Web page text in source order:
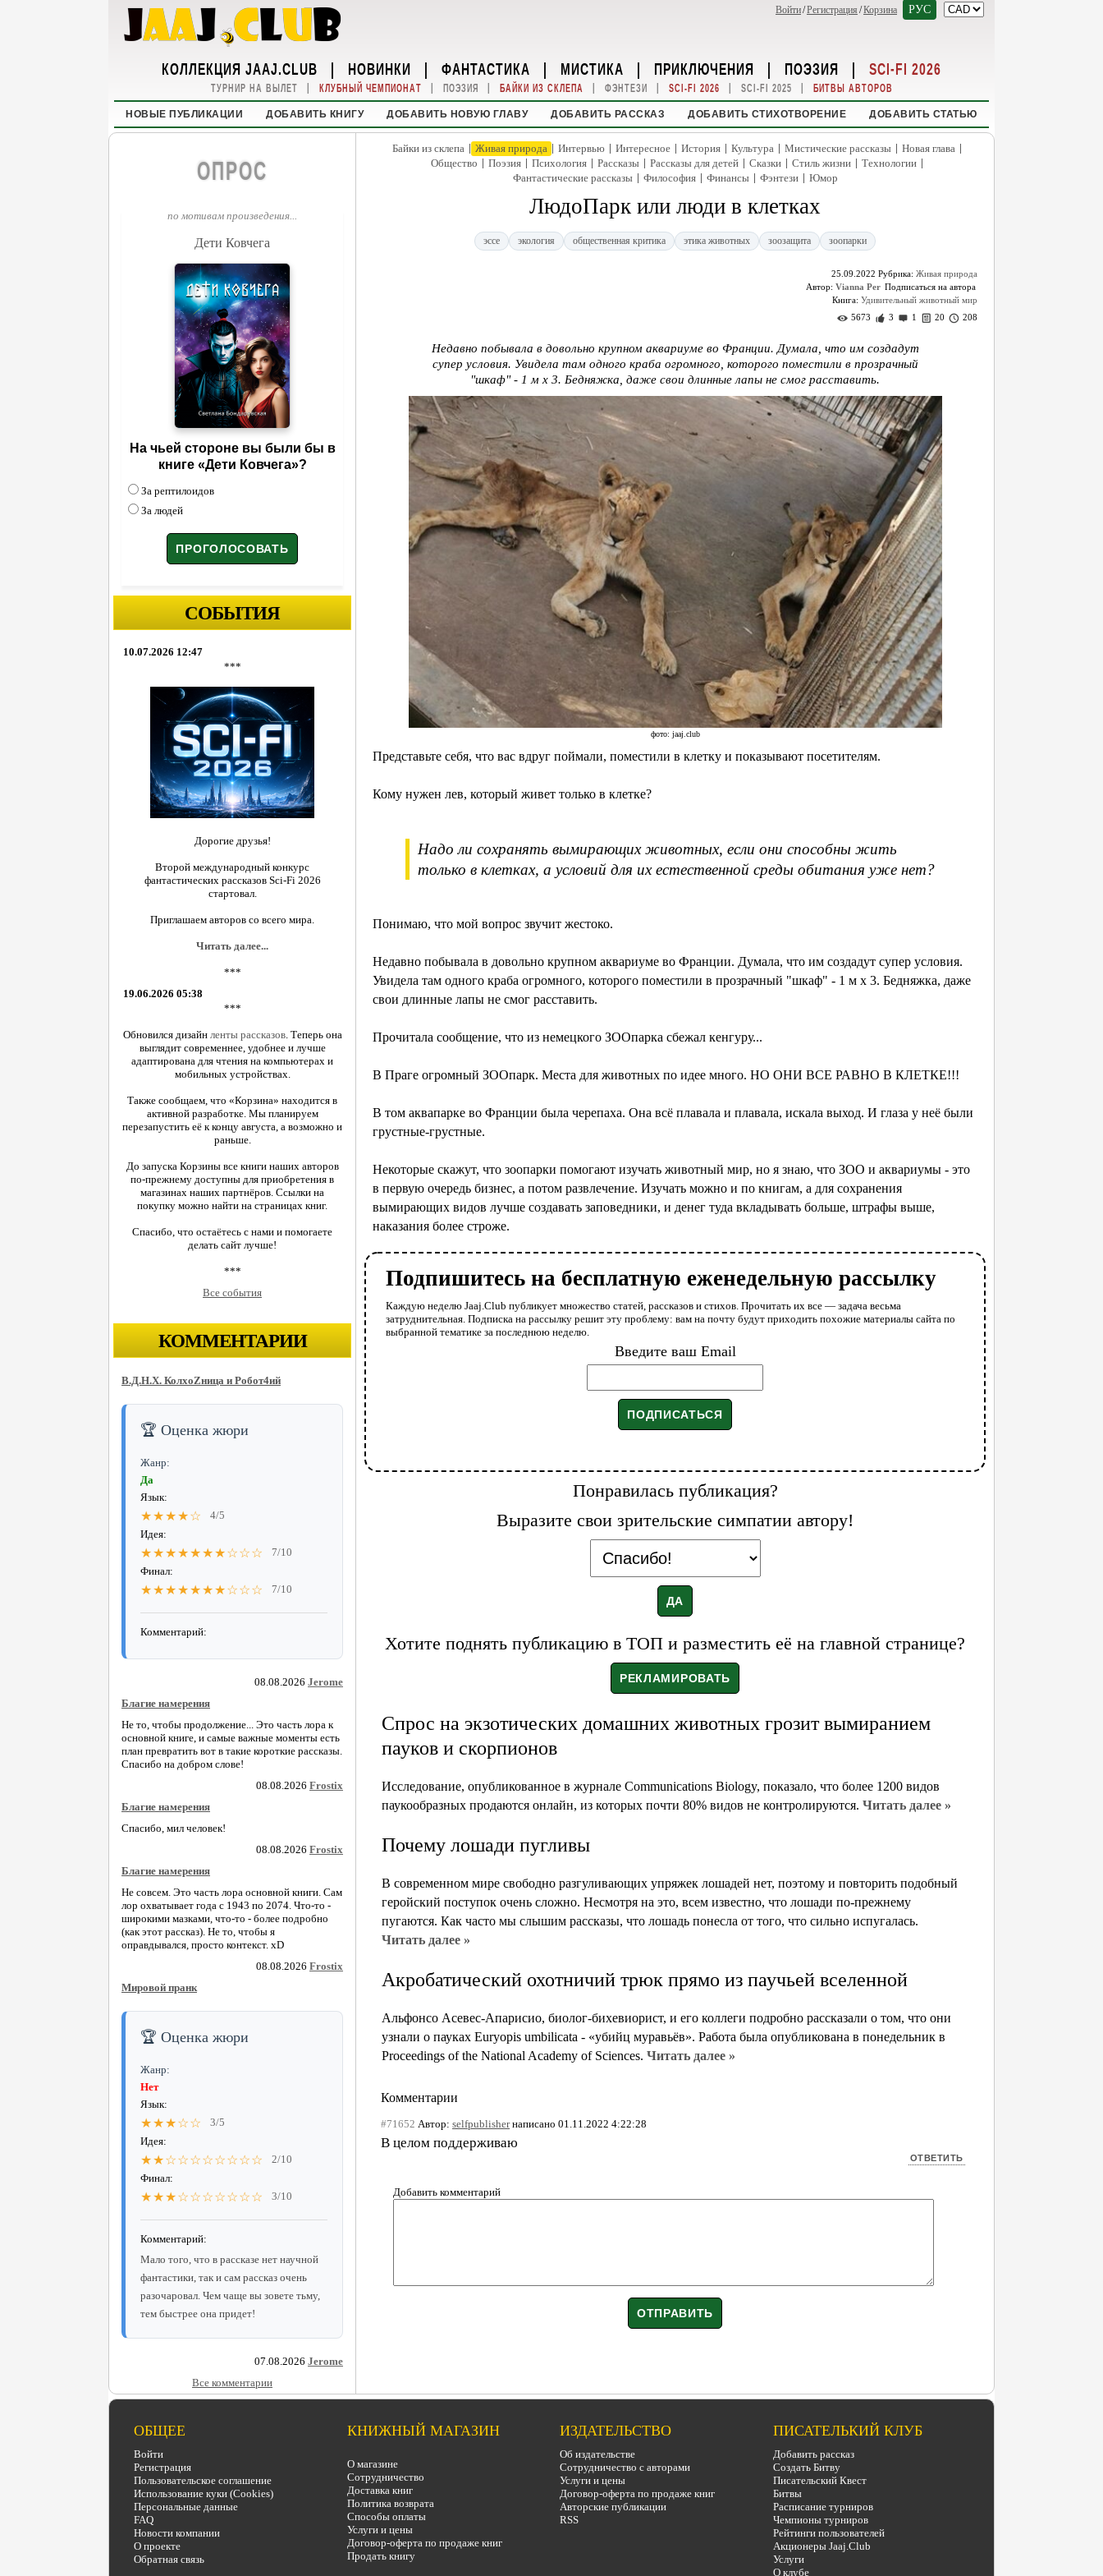
Войти/Регистрация /Корзина РУС
КОЛЛЕКЦИЯ JAAJ.CLUB | НОВИНКИ | ФАНТАСТИКА | МИСТИКА | ПРИКЛЮЧЕНИЯ | ПОЭЗИЯ | SCI-FI 2026
ТУРНИР НА ВЫЛЕТ | КЛУБНЫЙ ЧЕМПИОНАТ | ПОЭЗИЯ | БАЙКИ ИЗ СКЛЕПА | ФЭНТЕЗИ | SCI-FI 2026 | SCI-FI 2025 | БИТВЫ АВТОРОВ
НОВЫЕ ПУБЛИКАЦИИ ДОБАВИТЬ КНИГУ ДОБАВИТЬ НОВУЮ ГЛАВУ ДОБАВИТЬ РАССКАЗ ДОБАВИТЬ СТИХОТВОРЕНИЕ ДОБАВИТЬ СТАТЬЮ
ОПРОС
по мотивам произведения...
Дети Ковчега
На чьей стороне вы были бы в
книге «Дети Ковчега»?
За рептилоидов
За людей
СОБЫТИЯ
10.07.2026 12:47
***
Дорогие друзья!
Второй международный конкурс
фантастических рассказов Sci-Fi 2026
стартовал.
Приглашаем авторов со всего мира.
Читать далее...
***
19.06.2026 05:38
***
Обновился дизайн ленты рассказов. Теперь она
выглядит современнее, удобнее и лучше
адаптирована для чтения на компьютерах и
мобильных устройствах.
Также сообщаем, что «Корзина» находится в
активной разработке. Мы планируем
перезапустить её к концу августа, а возможно и
раньше.
До запуска Корзины все книги наших авторов
по-прежнему доступны для приобретения в
магазинах наших партнёров. Ссылки на
покупку можно найти на страницах книг.
Спасибо, что остаётесь с нами и помогаете
делать сайт лучше!
***
Все события
КОММЕНТАРИИ
В.Д.Н.Х. КолхоZница и Робот4ий
🏆 Оценка жюри
Жанр:
Да
Язык:
★★★★☆
4/5
Идея:
★★★★★★★☆☆☆
7/10
Финал:
★★★★★★★☆☆☆ 7/10
Комментарий:
08.08.2026 Jerome
Благие намерения
Не то, чтобы продолжение... Это часть лора к
основной книге, и самые важные моменты есть
план превратить вот в такие короткие рассказы.
Спасибо на добром слове!
08.08.2026 Frostix
Благие намерения
Спасибо, мил человек!
08.08.2026 Frostix
Благие намерения
Не совсем. Это часть лора основной книги. Сам
лор охватывает года с 1943 по 2074. Что-то -
широкими мазками, что-то - более подробно
(как этот рассказ). Не то, чтобы я
оправдывался, просто контекст. xD
08.08.2026 Frostix
Мировой пранк
🏆 Оценка жюри
Жанр:
Нет
Язык:
★★★☆☆
3/5
Идея:
★★☆☆☆☆☆☆☆☆
2/10
Финал:
★★★☆☆☆☆☆☆☆ 3/10
Комментарий:
Мало того, что в рассказе нет научной
фантастики, так и сам рассказ очень
разочаровал. Чем чаще вы зовете тьму,
тем быстрее она придет!
07.08.2026 Jerome
Все комментарии
Байки из склепа | Живая природа | Интервью | Интересное | История | Культура | Мистические рассказы | Новая глава |
Общество | Поэзия | Психология | Рассказы | Рассказы для детей | Сказки | Стиль жизни | Технологии |
Фантастические рассказы | Философия | Финансы | Фэнтези | Юмор
ЛюдоПарк или люди в клетках
эссе экология общественная критика этика животных зоозащита зоопарки
25.09.2022 Рубрика: Живая природа
Автор: Vianna Per
Книга: Удивительный животный мир
5673
3 1 20 208
Недавно побывала в довольно крупном аквариуме во Франции. Думала, что им создадут
супер условия. Увидела там одного краба огромного, которого поместили в прозрачный
"шкаф" - 1 м х 3. Бедняжка, даже свои длинные лапы не смог расставить.
фото: jaaj.club
Представьте себя, что вас вдруг поймали, поместили в клетку и показывают посетителям.
Кому нужен лев, который живет только в клетке?
Надо ли сохранять вымирающих животных, если они способны жить
только в клетках, а условий для их естественной среды обитания уже нет?
Понимаю, что мой вопрос звучит жестоко.
Недавно побывала в довольно крупном аквариуме во Франции. Думала, что им создадут супер условия.
Увидела там одного краба огромного, которого поместили в прозрачный "шкаф" - 1 м х 3. Бедняжка, даже
свои длинные лапы не смог расставить.
Прочитала сообщение, что из немецкого ЗООпарка сбежал кенгуру...
В Праге огромный ЗООпарк. Места для животных по идее много. НО ОНИ ВСЕ РАВНО В КЛЕТКЕ!!!
В том аквапарке во Франции была черепаха. Она всё плавала и плавала, искала выход. И глаза у неё были
грустные-грустные.
Некоторые скажут, что зоопарки помогают изучать животный мир, но я знаю, что ЗОО и аквариумы - это
в первую очередь бизнес, а потом развлечение. Изучать можно и по книгам, а для сохранения
вымирающих видов лучше создавать заповедники, и денег туда вкладывать больше, штрафы выше,
наказания более строже.
Подпишитесь на бесплатную еженедельную рассылку
Каждую неделю Jaaj.Club публикует множество статей, рассказов и стихов. Прочитать их все — задача весьма
затруднительная. Подписка на рассылку решит эту проблему: вам на почту будут приходить похожие материалы сайта по
выбранной тематике за последнюю неделю.
Введите ваш Email
Понравилась публикация?
Выразите свои зрительские симпатии автору!
Хотите поднять публикацию в ТОП и разместить её на главной странице?
Спрос на экзотических домашних животных грозит вымиранием
пауков и скорпионов
Исследование, опубликованное в журнале Communications Biology, показало, что более 1200 видов
паукообразных продаются онлайн, из которых почти 80% видов не контролируются. Читать далее »
Почему лошади пугливы
В современном мире свободно разгуливающих упряжек лошадей нет, поэтому и повторить подобный
геройский поступок очень сложно. Несмотря на это, всем известно, что лошади по-прежнему
пугаются. Как часто мы слышим рассказы, что лошадь понесла от того, что сильно испугалась.
Читать далее »
Акробатический охотничий трюк прямо из паучьей вселенной
Альфонсо Асевес-Апарисио, биолог-бихевиорист, и его коллеги подробно рассказали о том, что они
узнали о пауках Euryopis umbilicata - «убийц муравьёв». Работа была опубликована в понедельник в
Proceedings of the National Academy of Sciences. Читать далее »
Комментарии
#71652 Автор: selfpublisherнаписано 01.11.2022 4:22:28
В целом поддерживаю
Добавить комментарий
ОБЩЕЕ
Войти
Регистрация
Пользовательское соглашение
Использование куки (Cookies)
Персональные данные
FAQ
Новости компании
О проекте
Обратная связь
КНИЖНЫЙ МАГАЗИН
О магазине
Сотрудничество
Доставка книг
Политика возврата
Способы оплаты
Услуги и цены
Договор-оферта по продаже книг
Продать книгу
ИЗДАТЕЛЬСТВО
Об издательстве
Сотрудничество с авторами
Услуги и цены
Договор-оферта по продаже книг
Авторские публикации
RSS
ПИСАТЕЛЬКИЙ КЛУБ
Добавить рассказ
Создать Битву
Писательский Квест
Битвы
Расписание турниров
Чемпионы турниров
Рейтинги пользователей
Акционеры Jaaj.Club
Услуги
О клубе